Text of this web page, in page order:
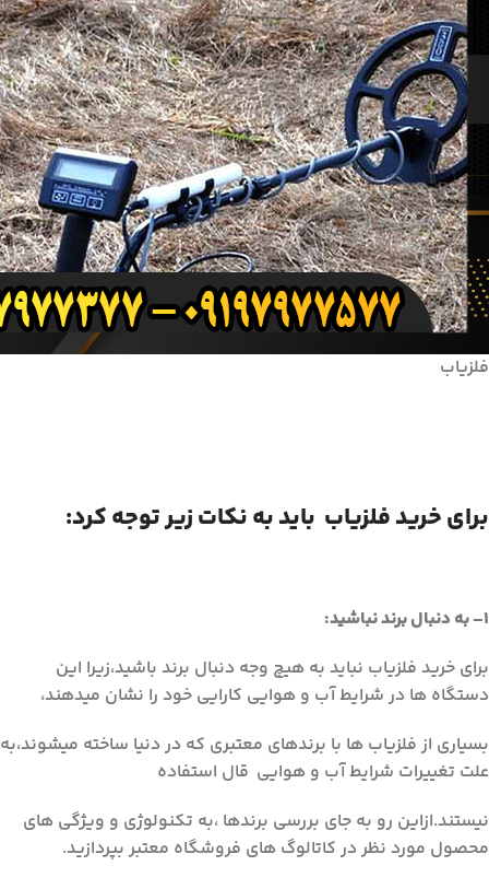
فلزیاب
برای خرید فلزیاب باید به نکات زیر توجه کرد:
1
–به دنبال برند نباشيد:
برای خرید فلزیاب نباید به هیچ وجه دنبال برند باشید،زیرا این
دستگاه ها در شرایط آب و هوایی کارایی خود را نشان میدهند،
بسیاری از فلزیاب ها با برندهای معتبری که در دنیا ساخته میشوند،به
علت تغییرات شرایط آب و هوایی قال استفاده
نیستند.ازاین رو به جای بررسی برندها ،به تکنولوژی و ویژگی های
محصول مورد نظر در کاتالوگ های فروشگاه معتبر بپردازید.